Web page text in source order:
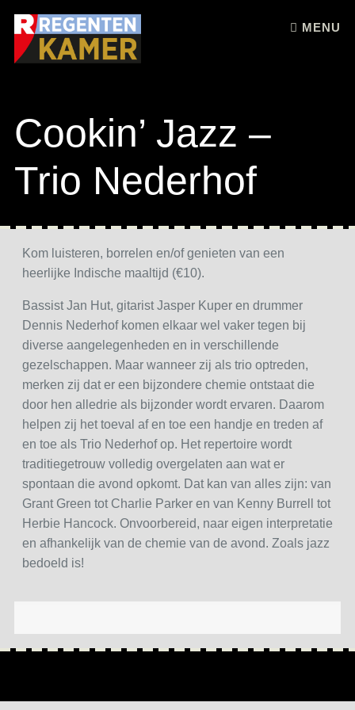
MENU
Skip to content
Cookin’ Jazz –
Trio Nederhof
Kom luisteren, borrelen en/of genieten van een
heerlijke Indische maaltijd (€10).
Bassist Jan Hut, gitarist Jasper Kuper en drummer
Dennis Nederhof komen elkaar wel vaker tegen bij
diverse aangelegenheden en in verschillende
gezelschappen. Maar wanneer zij als trio optreden,
merken zij dat er een bijzondere chemie ontstaat die
door hen alledrie als bijzonder wordt ervaren. Daarom
helpen zij het toeval af en toe een handje en treden af
en toe als Trio Nederhof op. Het repertoire wordt
traditiegetrouw volledig overgelaten aan wat er
spontaan die avond opkomt. Dat kan van alles zijn: van
Grant Green tot Charlie Parker en van Kenny Burrell tot
Herbie Hancock. Onvoorbereid, naar eigen interpretatie
en afhankelijk van de chemie van de avond. Zoals jazz
bedoeld is!